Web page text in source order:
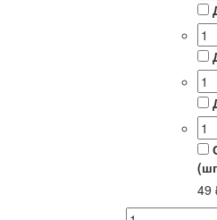
49
Количество